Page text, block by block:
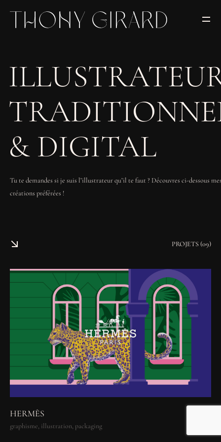
& DIGITAL
Tu te demandes si je suis l’illustrateur qu’il te faut ? Découvres ci-dessous
créations préférées !
PROJETS (09)
HERMÈS
graphisme, illustration, packaging